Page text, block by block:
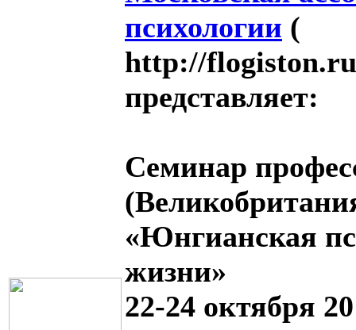
психологии (
http://
представляет:
Семинар
«Юнгианская
жизни»
22-24 октября